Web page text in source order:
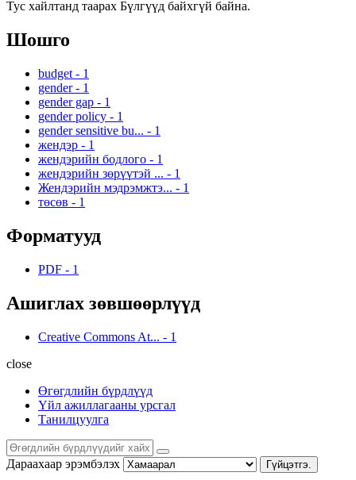
Тус хайлтанд таарах Бүлгүүд байхгүй байна.
Шошго
budget - 1
gender - 1
gender gap - 1
gender policy - 1
gender sensitive bu... - 1
жендэр - 1
жендэрийн бодлого - 1
жендэрийн зөрүүтэй ... - 1
Жендэрийн мэдрэмжтэ... - 1
төсөв - 1
Форматууд
PDF - 1
Ашиглах зөвшөөрлүүд
Creative Commons At... - 1
close
Өгөгдлийн бүрдлүүд
Үйл ажиллагааны урсгал
Танилцуулга
Дараахаар эрэмбэлэх Гүйцэтгэ.